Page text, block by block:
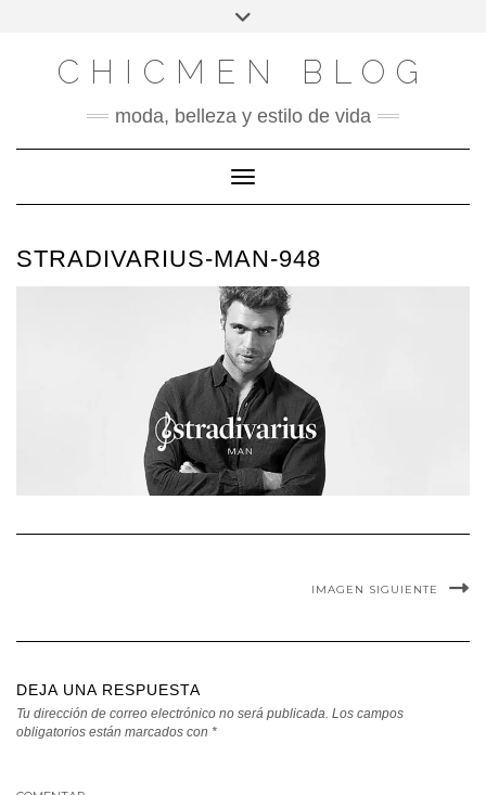
Alternar
cabecera
CHICMEN BLOG
moda, belleza y estilo de vida
Cambiar modo de navegación
STRADIVARIUS-MAN-948
IMAGEN SIGUIENTE
DEJA UNA RESPUESTA
Tu dirección de correo electrónico no será publicada. Los campos
obligatorios están marcados con *